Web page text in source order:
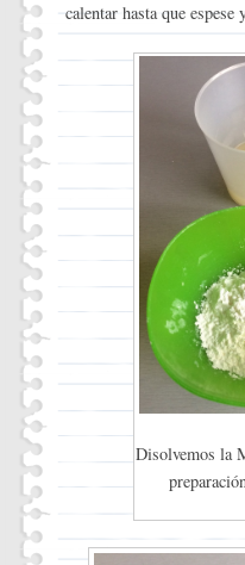
calentar hasta que
Disolvemos la